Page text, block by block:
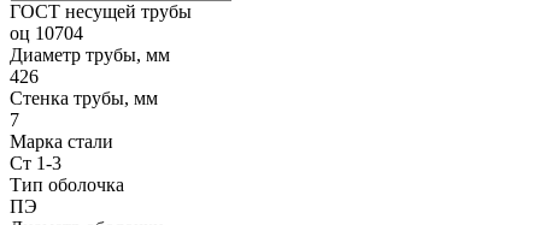
ГОСТ несущей трубы
оц 10704
Диаметр трубы, мм
426
Стенка трубы, мм
7
Марка стали
Ст 1-3
Тип оболочка
ПЭ